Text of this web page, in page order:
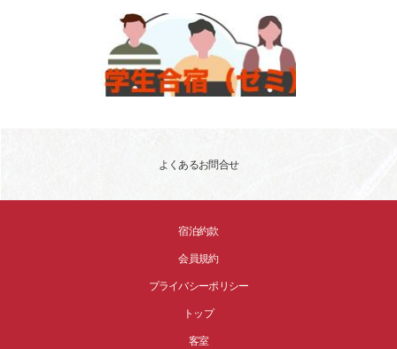
よくあるお問合せ
宿泊約款
会員規約
プライバシーポリシー
トップ
客室